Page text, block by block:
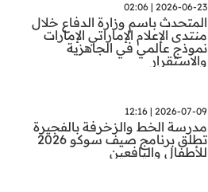
2026-06-23 | 02:06
المتحدث باسم وزارة الدفاع خلال
منتدى الإعلام الإماراتي الإمارات
نموذج عالمي في الجاهزية
والاستقرار
2026-07-09 | 12:16
مدرسة الخط والزخرفة بالفجيرة
تطلق برنامج صيف سوكو 2026
للأطفال واليافعين